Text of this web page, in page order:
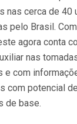
nas cerca de 40
pelo Brasil.
agora conta
nas
e com
com potencial
de base.